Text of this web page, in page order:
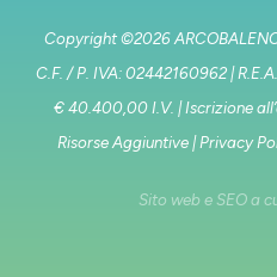
Copyright ©2026
C.F. / P. IVA: 02442160962 |
€ 40.400,00 I.V. | Iscrizione
Risorse Aggiuntive |Privacy
Sito web e SEO a